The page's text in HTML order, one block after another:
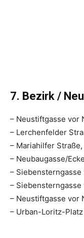
7. Bezirk /
– Neustiftgasse vor
– Lerchenfelder
– Mariahilfer Straße,
– Neubaugasse/
– Siebensterngasse
– Siebensterngasse
– Neustiftgasse vor
– Urban-Loritz-